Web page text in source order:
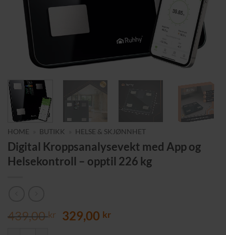
HOME BUTIKK HELSE & SKJØNNHET
Digital Kroppsanalysevekt med App og
Helsekontroll – opptil 226 kg
439,00kr Opprinnelig
329,00 krNåværende